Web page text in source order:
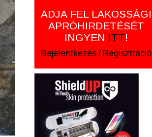
ADJA FEL LAKOSSÁGI
APRÓHIRDETÉSÉT
INGYEN ITT!
Bejelentkezés / Regisztráció